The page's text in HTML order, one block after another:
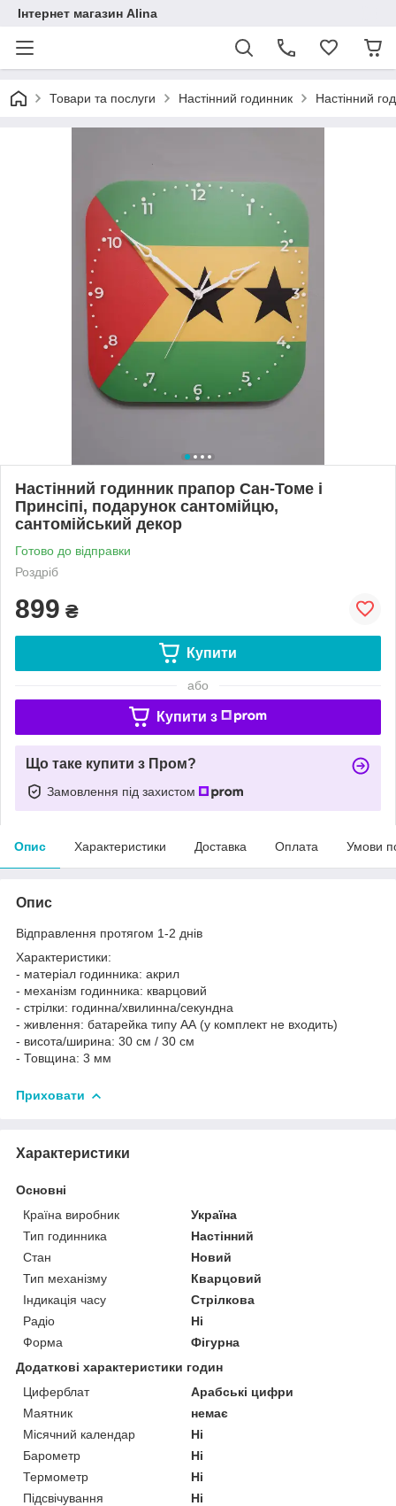
Інтернет магазин Alina
Товари та послуги Настінний годинник Настінний
Настінний годинник прапор Сан-Томе і
Принсіпі, подарунок сантомійцю,
сантомійський декор
Готово до відправки
Роздріб
899 ₴
Купити
або
Купити з
Що таке купити з Пром?
Замовлення під захистом
Опис Характеристики Доставка Оплата Умови
Опис
Відправлення протягом 1-2 днів
Характеристики:
- матеріал годинника: акрил
- механізм годинника: кварцовий
- стрілки: годинна/хвилинна/секундна
- живлення: батарейка типу АА (у комплект не входить)
- висота/ширина: 30 см / 30 см
- Товщина: 3 мм
Приховати
Характеристики
Основні
Країна виробник
Україна
Тип годинника
Настінний
Стан
Новий
Тип механізму
Кварцовий
Індикація часу
Стрілкова
Радіо
Ні
Форма
Фігурна
Додаткові характеристики годин
Циферблат
Арабські цифри
Маятник
немає
Місячний календар
Ні
Барометр
Ні
Термометр
Ні
Підсвічування
Ні